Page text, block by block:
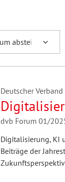
Deutscher
dvb Forum 01/
Digitalisierung, KI
Beiträge der